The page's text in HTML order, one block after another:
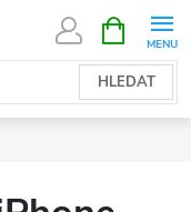
HLEDAT
NÁKUPNÍ
KOŠÍK